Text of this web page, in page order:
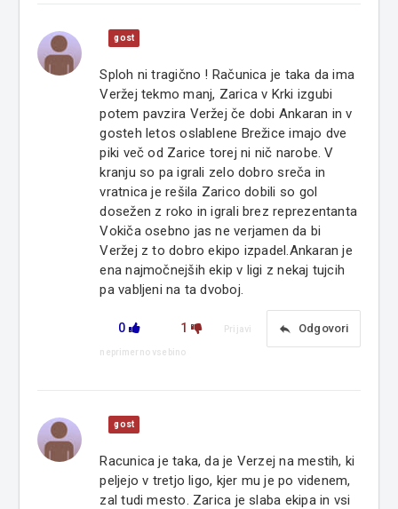
gost
Sploh ni tragično ! Računica je taka da ima
Veržej tekmo manj, Zarica v Krki izgubi
potem pavzira Veržej če dobi Ankaran in v
gosteh letos oslablene Brežice imajo dve
piki več od Zarice torej ni nič narobe. V
kranju so pa igrali zelo dobro sreča in
vratnica je rešila Zarico dobili so gol
dosežen z roko in igrali brez reprezentanta
Vokiča osebno jas ne verjamen da bi
Veržej z to dobro ekipo izpadel.Ankaran je
ena najmočnejših ekip v ligi z nekaj tujcih
pa vabljeni na ta dvoboj.
0 1 reply Odgovori
Prijavi
neprimerno vsebino
gost
Racunica je taka, da je Verzej na mestih, ki
peljejo v tretjo ligo, kjer mu je po videnem,
zal tudi mesto. Zarica je slaba ekipa in vsi